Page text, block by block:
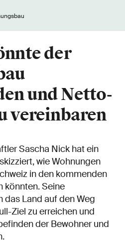
der
und Netto-
vereinbaren
Sascha Nick hat ein
wie Wohnungen
in den kommenden
könnten. Seine
das Land auf den Weg
Ziel zu erreichen und
der Bewohner und